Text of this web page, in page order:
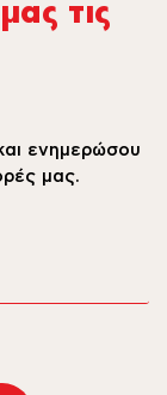
τις
ενημερώσου
μας.